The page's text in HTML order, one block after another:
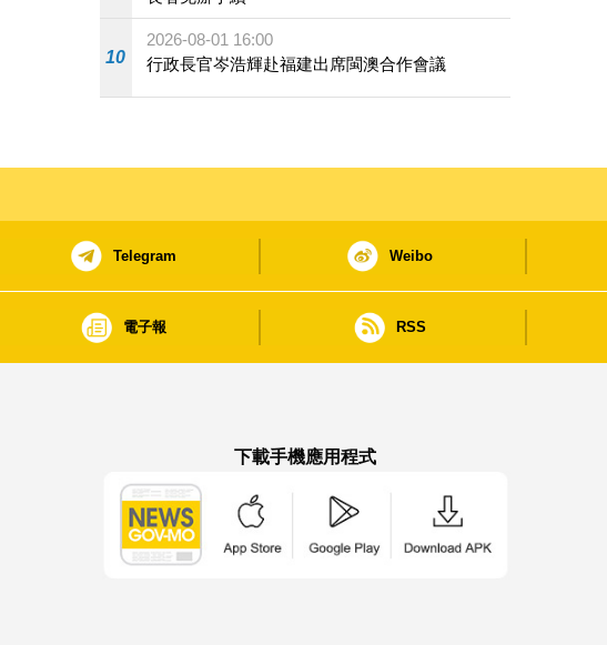
10
2026-08-01 16:00
行政長官岑浩輝赴福建出席閩澳合作會議
Telegram Weibo
電子報 RSS
下載手機應用程式